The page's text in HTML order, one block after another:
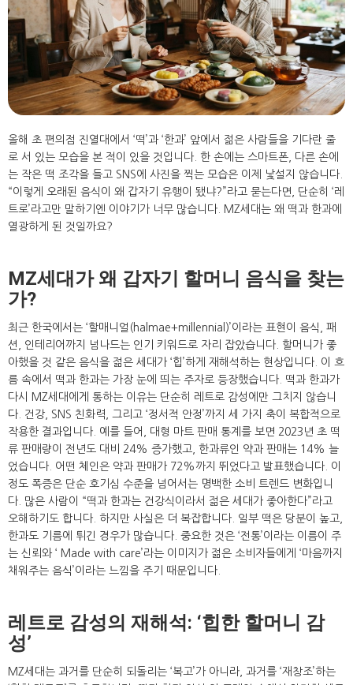
/".
This
shortcut
activates
the
reader
to
help
you
navigate
and
the
content.
올해 초 편의점 진열대에서 ‘떡’과 ‘한과’ 앞에서 젊은 사람들을 기다란 줄
로 서 있는 모습을 본 적이 있을 것입니다. 한 손에는 스마트폰, 다른 손에
는 작은 떡 조각을 들고 SNS에 사진을 찍는 모습은 이제 낯설지 않습니다.
“이렇게 오래된 음식이 왜 갑자기 유행이 됐냐?”라고 묻는다면, 단순히 ‘레
트로’라고만 말하기엔 이야기가 너무 많습니다. MZ세대는 왜 떡과 한과에
열광하게 된 것일까요?
MZ세대가 왜 갑자기 할머니 음식을 찾는
가?
최근 한국에서는 ‘할매니얼(halmae+millennial)’이라는 표현이 음식, 패
션, 인테리어까지 넘나드는 인기 키워드로 자리 잡았습니다. 할머니가 좋
아했을 것 같은 음식을 젊은 세대가 ‘힙’하게 재해석하는 현상입니다. 이 흐
름 속에서 떡과 한과는 가장 눈에 띄는 주자로 등장했습니다. 떡과 한과가
다시 MZ세대에게 통하는 이유는 단순히 레트로 감성에만 그치지 않습니
다. 건강, SNS 친화력, 그리고 ‘정서적 안정’까지 세 가지 축이 복합적으로
작용한 결과입니다. 예를 들어, 대형 마트 판매 통계를 보면 2023년 초 떡
류 판매량이 전년도 대비 24% 증가했고, 한과류인 약과 판매는 14% 늘
었습니다. 어떤 체인은 약과 판매가 72%까지 뛰었다고 발표했습니다. 이
정도 폭증은 단순 호기심 수준을 넘어서는 명백한 소비 트렌드 변화입니
다. 많은 사람이 “떡과 한과는 건강식이라서 젊은 세대가 좋아한다”라고
오해하기도 합니다. 하지만 사실은 더 복잡합니다. 일부 떡은 당분이 높고,
한과도 기름에 튀긴 경우가 많습니다. 중요한 것은 ‘전통’이라는 이름이 주
는 신뢰와 ‘ Made with care’라는 이미지가 젊은 소비자들에게 ‘마음까지
채워주는 음식’이라는 느낌을 주기 때문입니다.
레트로 감성의 재해석: ‘힙한 할머니 감
성’
MZ세대는 과거를 단순히 되돌리는 ‘복고’가 아니라, 과거를 ‘재창조’하는